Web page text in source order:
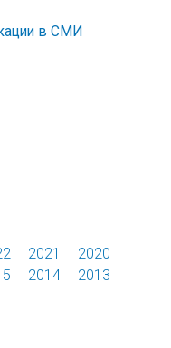
в СМИ
2021
2020
2014
2013